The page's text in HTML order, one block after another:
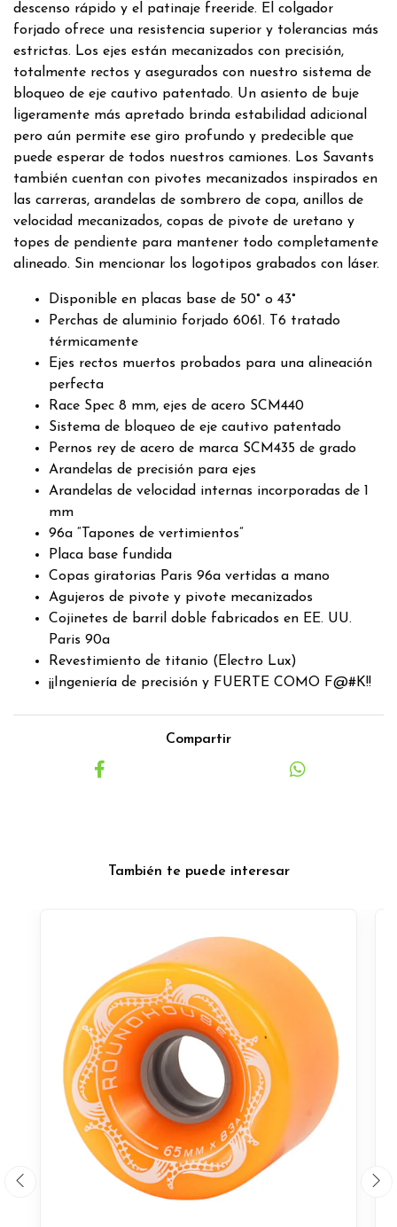
descenso rápido y el patinaje freeride. El colgador
forjado ofrece una resistencia superior y tolerancias más
estrictas. Los ejes están mecanizados con precisión,
totalmente rectos y asegurados con nuestro sistema de
bloqueo de eje cautivo patentado. Un asiento de buje
ligeramente más apretado brinda estabilidad adicional
pero aún permite ese giro profundo y predecible que
puede esperar de todos nuestros camiones. Los Savants
también cuentan con pivotes mecanizados inspirados en
las carreras, arandelas de sombrero de copa, anillos de
velocidad mecanizados, copas de pivote de uretano y
topes de pendiente para mantener todo completamente
alineado. Sin mencionar los logotipos grabados con láser.
Disponible en placas base de 50° o 43°
Perchas de aluminio forjado 6061. T6 tratado
térmicamente
Ejes rectos muertos probados para una alineación
perfecta
Race Spec 8 mm, ejes de acero SCM440
Sistema de bloqueo de eje cautivo patentado
Pernos rey de acero de marca SCM435 de grado
Arandelas de precisión para ejes
Arandelas de velocidad internas incorporadas de 1
mm
96a “Tapones de vertimientos”
Placa base fundida
Copas giratorias Paris 96a vertidas a mano
Agujeros de pivote y pivote mecanizados
Cojinetes de barril doble fabricados en EE. UU.
Paris 90a
Revestimiento de titanio (Electro Lux)
¡¡Ingeniería de precisión y FUERTE COMO F@#K!!
Compartir
También te puede interesar